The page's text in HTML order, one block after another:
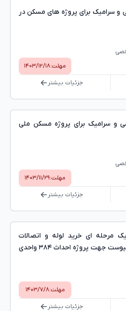
و سرامیک برای پروژه های مسکن در
مهلت:۱۴۰۳/۱۲/۱۸
جزئیات بیشتر
و سرامیک برای پروژه مسکن ملی
مهلت:۱۴۰۳/۱۱/۲۹
جزئیات بیشتر
مرحله ای خرید لوله و اتصالات
پلیمری طبق فرم پیوست جهت پروژه احداث ۳۸۴ واحدی
مهلت:۱۴۰۳/۷/۸
جزئیات بیشتر